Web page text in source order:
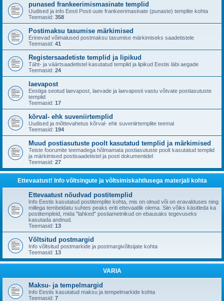
punased frankeerimismasinate templid
Uudised ja info Eesti Posti uute frankeerimasinate (punaste) templite kohta
Teemasid: 358
Postimaksu tasumise märkimised
Erinevad võimalused postmaksu tasumise märkimiseks saadetistele
Teemasid: 41
Registersaadetiste templid ja lipikud
Täht- ja väärtsaadetistel kasutatud templid ja lipikud Eestis läbi aegade
Teemasid: 24
laevapost
Eestiga seotud laevapost, laevade ja laevaposti vastu võtvate postiasutuste
templid
Teemasid: 17
kõrval- ehk suveniirtemplid
Uudised ja mõttevahetus kõrval- ehk suveniirtemplite teemal
Teemasid: 194
Muud postiasutuste poolt kasutatud templid ja märkimised
Teiste foorumite teemadega hõlmamata postiasutuste poolt kasutatud templid
ja märkimised postisaadetistel ja posti dokumentidel
Teemasid: 27
Ettevaatust! Info võltsingute ja võltsimiskahtlusega materjali kohta
Ettevaatust nõudvad postitemplid
Info Eestis kasutatud postitemplite kohta, mis on olnud või on eravalduses ning
millega tembeldatu suhtes peaks eriti ettevaatlik olema. Siin võiks käsitleda ka
postitempleid, mida "lahked" postiametnikud on ebausaks tegevuseks
kasutada andnud.
Teemasid: 13
Võltsitud postmargid
Info võltsitud postmarkide ja postmargivõltsijate kohta
Teemasid: 13
VARIA
Maksu- ja tempelmargid
Info Eestis kasutatud maksu ja tempelmarkide kohta
Teemasid: 7